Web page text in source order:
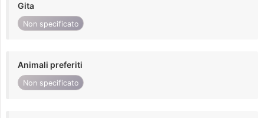
Gita
Non specificato
Animali preferiti
Non specificato